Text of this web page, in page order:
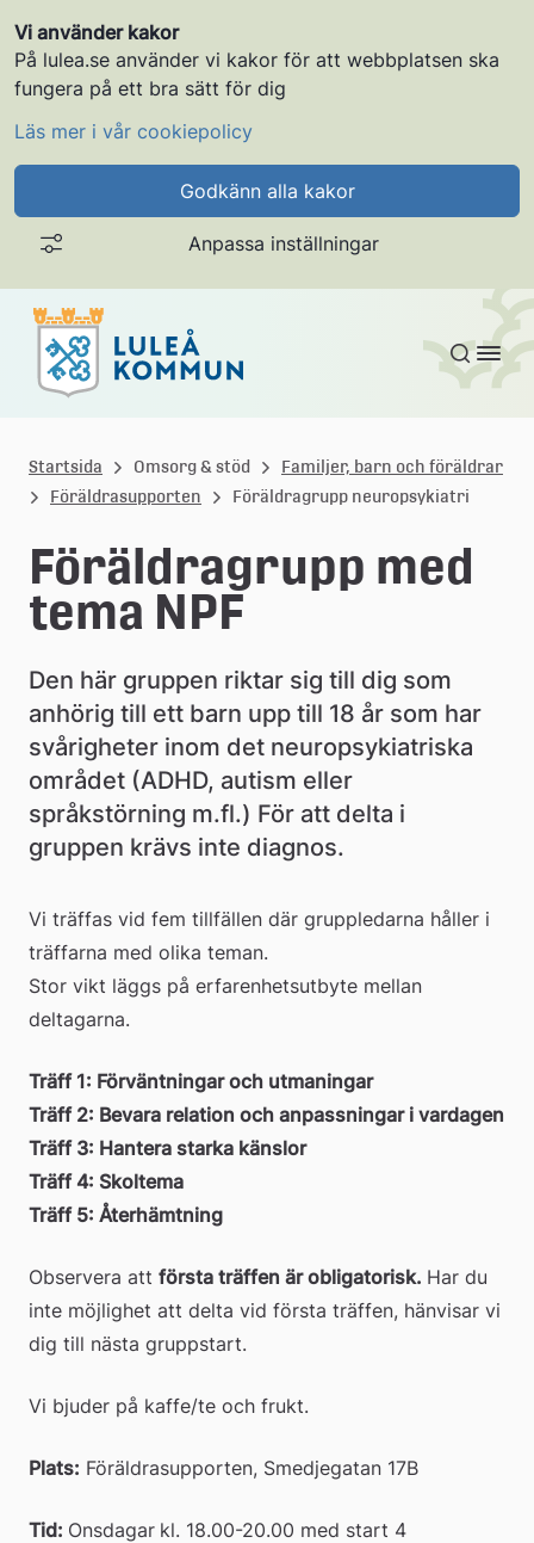
Vi använder kakor
På lulea.se använder vi kakor för att webbplatsen ska
fungera på ett bra sätt för dig
Läs mer i vår cookiepolicy
Godkänn alla kakor
Anpassa inställningar
Gå till innehållet
u
l
e
å
o
m
m
u
n
Startsida Omsorg & stöd
Familjer, barn och föräldrar
Föräldrasupporten
Föräldragrupp neuropsykiatri
Föräldragrupp med
tema NPF
Den här gruppen riktar sig till dig som
anhörig till ett barn upp till 18 år som har
svårigheter inom det neuropsykiatriska
området (ADHD, autism eller
språkstörning m.fl.) För att delta i
gruppen krävs inte diagnos.
Vi träffas vid fem tillfällen där gruppledarna håller i
träffarna med olika teman.
Stor vikt läggs på erfarenhetsutbyte mellan
deltagarna.
Träff 1: Förväntningar och utmaningar
Träff 2: Bevara relation och anpassningar i vardagen
Träff 3: Hantera starka känslor
Träff 4: Skoltema
Träff 5: Återhämtning
Observera att första träffen är obligatorisk. Har du
inte möjlighet att delta vid första träffen, hänvisar vi
dig till nästa gruppstart.
Vi bjuder på kaffe/te och frukt.
Plats: Föräldrasupporten, Smedjegatan 17B
Tid: Onsdagar kl. 18.00-20.00 med start 4